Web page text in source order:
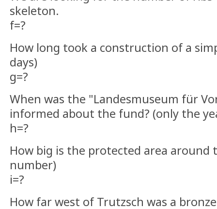
skeleton.
f=?
How long took a construction of a
days)
g=?
When was the "Landesmuseum für
informed about the fund? (only the
h=?
How big is the protected area around
number)
i=?
How far west of Trutzsch was a